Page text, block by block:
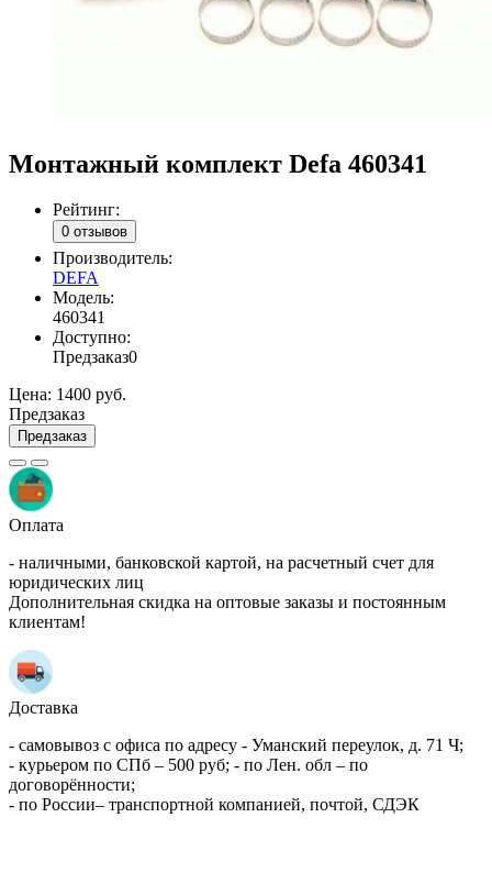
Монтажный комплект Defa 460341
Рейтинг:
0 отзывов
Производитель:
DEFA
Модель:
460341
Доступно:
Предзаказ0
Цена: 1400 руб.
Предзаказ
Предзаказ
Оплата
- наличными, банковской картой, на расчетный счет для
юридических лиц
Дополнительная скидка на оптовые заказы и постоянным
клиентам!
Доставка
- самовывоз с офиса по адресу - Уманский переулок, д. 71 Ч;
- курьером по СПб – 500 руб; - по Лен. обл – по
договорённости;
- по России– транспортной компанией, почтой, СДЭК